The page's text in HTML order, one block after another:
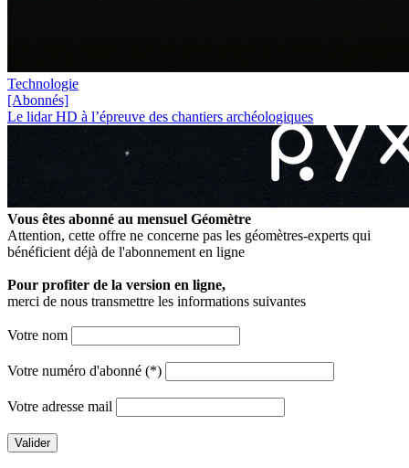
Technologie
[Abonnés]
Le lidar HD à l’épreuve des chantiers archéologiques
Vous êtes abonné au mensuel Géomètre
Attention, cette offre ne concerne pas les géomètres-experts qui
bénéficient déjà de l'abonnement en ligne
Pour profiter de la version en ligne,
merci de nous transmettre les informations suivantes
Votre nom
Votre numéro d'abonné (*)
Votre adresse mail